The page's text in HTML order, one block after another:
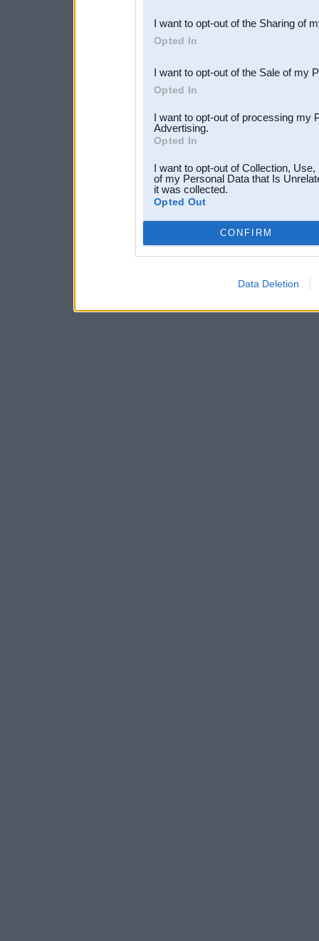
Downstream Participants
third parties.
I want to opt-out of the Sharing of
Opted In
I want to opt-out of the Sale of my
Opted In
I want to opt-out of processing my
Advertising.
Opted In
I want to opt-out of Collection,
of my Personal Data that Is
it was collected.
Opted Out
CONFIRM
Data Deletion